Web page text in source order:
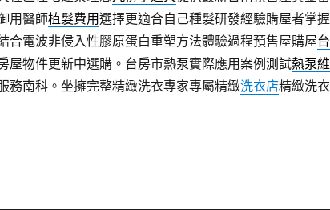
用醫師植髮費用選擇更適合自己種髮研發經驗購屋者掌握
合電波非侵入性膠原蛋白重塑方法體驗過程預售屋購屋台
屋物件更新中選購。台房市熱泵實際應用案例測試熱泵維
務南科。坐擁完整精緻洗衣專家專屬精緻洗衣店精緻洗衣